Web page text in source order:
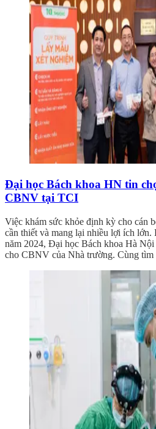
Đại học Bách khoa HN tin
CBNV tại TCI
Việc khám sức khỏe định kỳ cho cán
cần thiết và mang lại nhiều lợi ích
năm 2024, Đại học Bách khoa Hà
cho CBNV của Nhà trường. Cùng